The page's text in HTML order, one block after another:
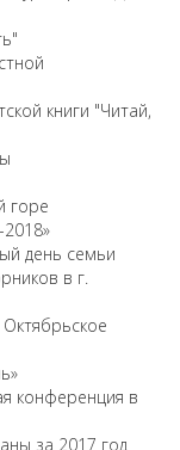
книги "Читай,
горе
день семьи
в г.
конференция в
за 2017 год